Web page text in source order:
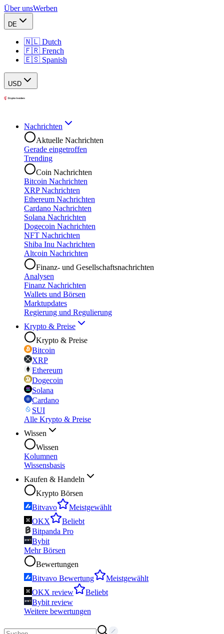
Über unsWerben
DE
🇳🇱 Dutch
🇫🇷 French
🇪🇸 Spanish
USD
Nachrichten
Aktuelle Nachrichten
Gerade eingetroffen
Trending
Coin Nachrichten
Bitcoin Nachrichten
XRP Nachrichten
Ethereum Nachrichten
Cardano Nachrichten
Solana Nachrichten
Dogecoin Nachrichten
NFT Nachrichten
Shiba Inu Nachrichten
Altcoin Nachrichten
Finanz- und Gesellschaftsnachrichten
Analysen
Finanz Nachrichten
Wallets und Börsen
Marktupdates
Regierung und Regulierung
Krypto & Preise
Krypto & Preise
Bitcoin
XRP
Ethereum
Dogecoin
Solana
Cardano
SUI
Alle Krypto & Preise
Wissen
Wissen
Kolumnen
Wissensbasis
Kaufen & Handeln
Krypto Börsen
Bitvavo
Meistgewählt
OKX
Beliebt
Bitpanda Pro
Bybit
Mehr Börsen
Bewertungen
Bitvavo Bewertung
Meistgewählt
OKX review
Beliebt
Bybit review
Weitere bewertungen